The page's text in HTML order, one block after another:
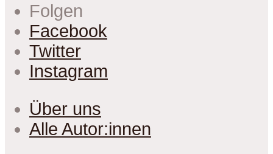
Folgen
Facebook
Twitter
Instagram
Über uns
Alle Autor:innen